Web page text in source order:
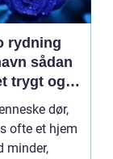
rydning
trygt og
dør,
ofte et hjem
minder,